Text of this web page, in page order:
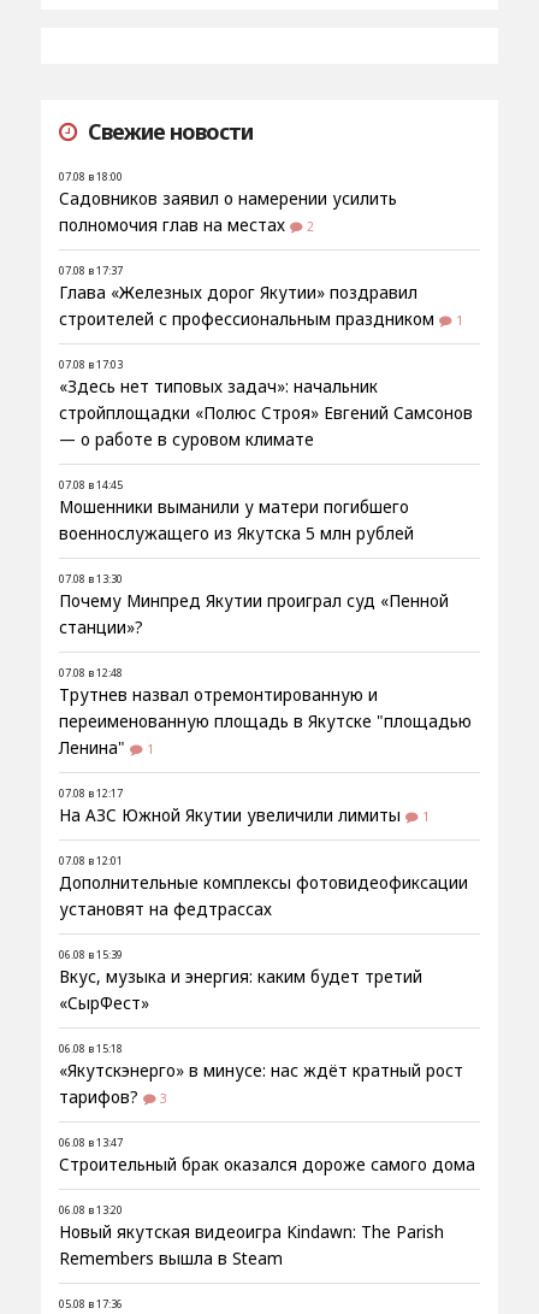
Свежие новости
07.08 в 18:00
Садовников заявил о намерении усилить
полномочия глав на местах
2
07.08 в 17:37
Глава «Железных дорог Якутии» поздравил
строителей с профессиональным праздником
1
07.08 в 17:03
«Здесь нет типовых задач»: начальник
стройплощадки «Полюс Строя» Евгений Самсонов
— о работе в суровом климате
07.08 в 14:45
Мошенники выманили у матери погибшего
военнослужащего из Якутска 5 млн рублей
07.08 в 13:30
Почему Минпред Якутии проиграл суд «Пенной
станции»?
07.08 в 12:48
Трутнев назвал отремонтированную и
переименованную площадь в Якутске "площадью
Ленина"
1
07.08 в 12:17
На АЗС Южной Якутии увеличили лимиты 1
07.08 в 12:01
Дополнительные комплексы фотовидеофиксации
установят на федтрассах
06.08 в 15:39
Вкус, музыка и энергия: каким будет третий
«СырФест»
06.08 в 15:18
«Якутскэнерго» в минусе: нас ждёт кратный рост
тарифов?
3
06.08 в 13:47
Строительный брак оказался дороже самого дома
06.08 в 13:20
Новый якутская видеоигра Kindawn: The Parish
Remembers вышла в Steam
05.08 в 17:36